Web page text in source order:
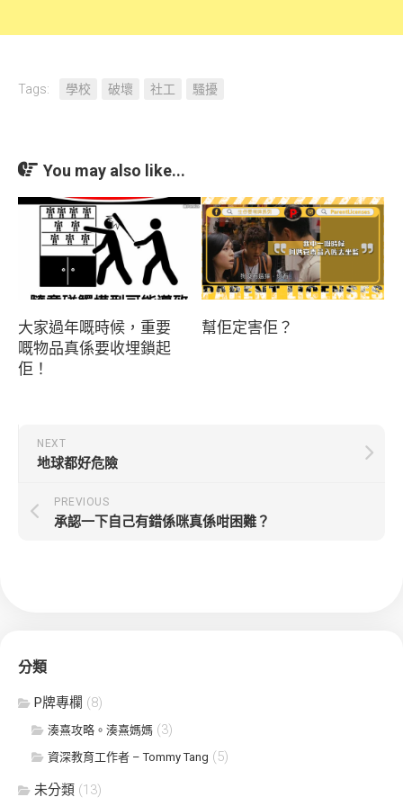
Tags: 學校 破壞 社工 騷擾
You may also like...
大家過年嘅時候，重要
嘅物品真係要收埋鎖起
佢！
幫佢定害佢？
NEXT
地球都好危險
PREVIOUS
承認一下自己有錯係咪真係咁困難？
分類
P牌專欄 (8)
湊熹攻略。湊熹媽媽 (3)
資深教育工作者 – Tommy Tang (5)
未分類 (13)